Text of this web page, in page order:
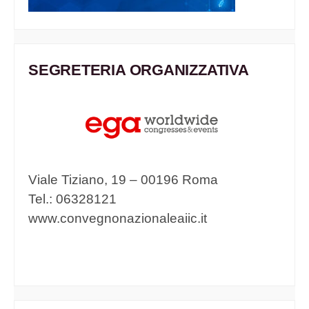
SEGRETERIA ORGANIZZATIVA
Viale Tiziano, 19 – 00196 Roma
Tel.: 06328121
www.convegnonazionaleaiic.it